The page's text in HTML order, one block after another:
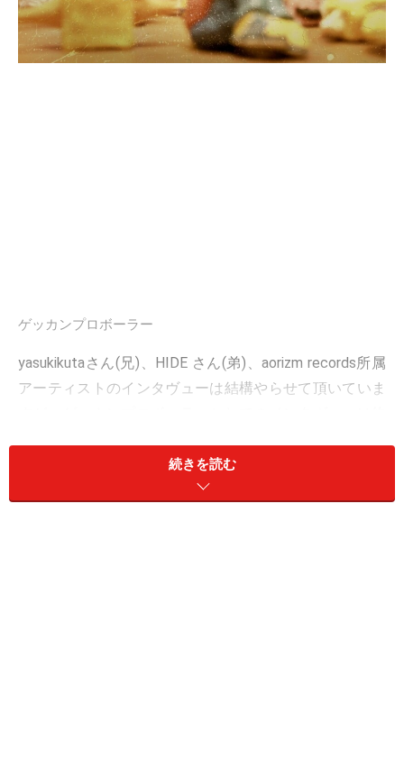
ゲッカンプロボーラー
yasukikutaさん(兄)、HIDE さん(弟)、aorizm records所属
アーティストのインタヴューは結構やらせて頂いていま
かなり飛び道具的集団のリリースもされましたが、僕は
ライヴが見れなかった事が残念です(笑)。ちなみにレー
続きを読む